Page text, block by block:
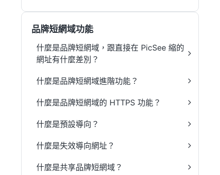
品牌短網域功能
什麼是品牌短網域，跟直接在 PicSee 縮的
網址有什麼差別？
什麼是品牌短網域進階功能？
什麼是品牌短網域的 HTTPS 功能？
什麼是預設導向？
什麼是失效導向網址？
什麼是共享品牌短網域？